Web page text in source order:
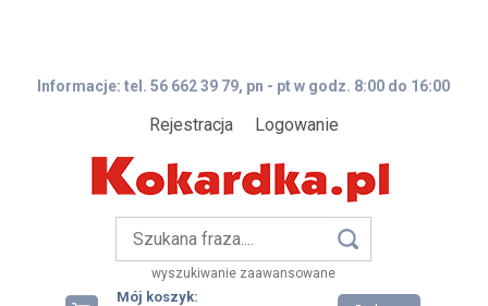
Informacje: tel. 56 662 39 79, pn - pt w godz. 8:00 do 16:00
Rejestracja Logowanie
wyszukiwanie zaawansowane
Mój koszyk: